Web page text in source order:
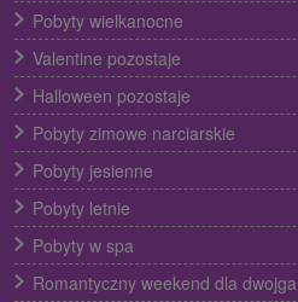
Pobyty wielkanocne
Valentine pozostaje
Halloween pozostaje
Pobyty zimowe narciarskie
Pobyty jesienne
Pobyty letnie
Pobyty w spa
Romantyczny weekend dla dwojga